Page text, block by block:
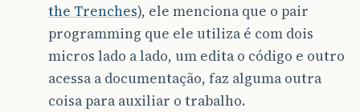
the Trenches), ele menciona que o pair
programming que ele utiliza é com dois
micros lado a lado, um edita o código e outro
acessa a documentação, faz alguma outra
coisa para auxiliar o trabalho.